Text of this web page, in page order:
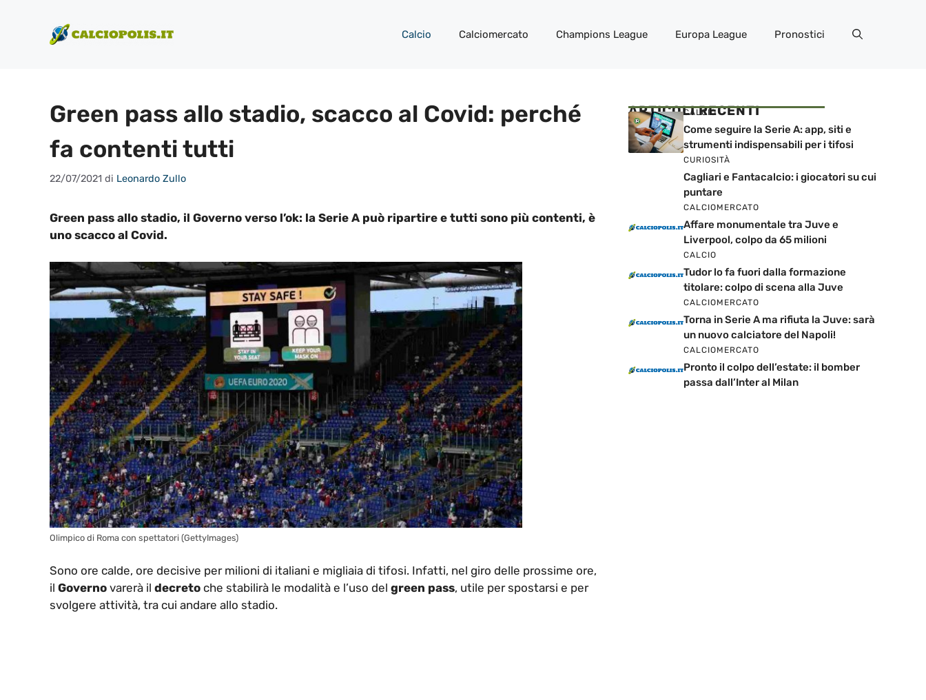
contenuto
Calcio Calciomercato Champions League Europa League Pronostici
Green pass allo stadio, scacco al Covid: perché
fa contenti tutti
22/07/2021 di Leonardo Zullo
Green pass allo stadio, il Governo verso l’ok: la Serie A può ripartire e tutti sono più contenti, è
uno scacco al Covid.
Olimpico di Roma con spettatori (GettyImages)
Sono ore calde, ore decisive per milioni di italiani e migliaia di tifosi. Infatti, nel giro delle prossime ore,
il Governo varerà il decreto che stabilirà le modalità e l’uso del green pass, utile per spostarsi e per
svolgere attività, tra cui andare allo stadio.
ARTICOLI RECENTI
CALCIO
Come seguire la Serie A: app, siti e
strumenti indispensabili per i tifosi
CURIOSITÀ
Cagliari e Fantacalcio: i giocatori su cui
puntare
CALCIOMERCATO
Affare monumentale tra Juve e
Liverpool, colpo da 65 milioni
CALCIO
Tudor lo fa fuori dalla formazione
titolare: colpo di scena alla Juve
CALCIOMERCATO
Torna in Serie A ma rifiuta la Juve: sarà
un nuovo calciatore del Napoli!
CALCIOMERCATO
Pronto il colpo dell’estate: il bomber
passa dall’Inter al Milan